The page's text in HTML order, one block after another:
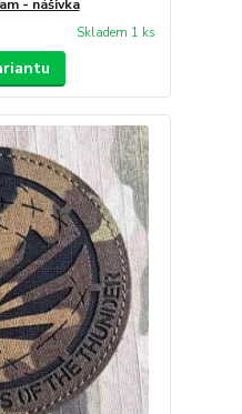
- nášivka
Skladem 1 ks